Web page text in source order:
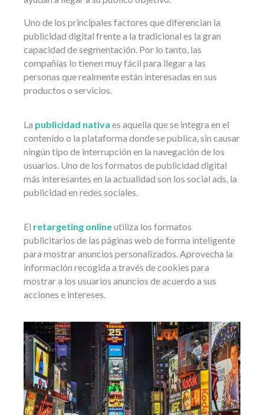
Uno de los principales factores que diferencian la
publicidad digital frente a la tradicional es la gran
capacidad de segmentación. Por lo tanto, las
compañías lo tienen muy fácil para llegar a las
personas que realmente están interesadas en sus
productos o servicios.
La publicidad nativa es aquella que se integra en el
contenido o la plataforma donde se publica, sin causar
ningún tipo de interrupción en la navegación de los
usuarios. Uno de los formatos de publicidad digital
más interesantes en la actualidad son los social ads, la
publicidad en redes sociales.
El retargeting onlineutiliza los formatos
publicitarios de las páginas web de forma inteligente
para mostrar anuncios personalizados. Aprovecha la
información recogida a través de cookies para
mostrar a los usuarios anuncios de acuerdo a sus
acciones e intereses.